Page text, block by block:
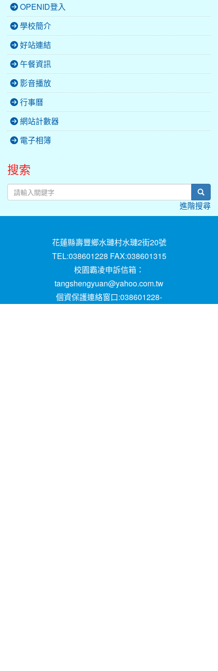
OPENID登入
學校簡介
好站連結
午餐資訊
影音播放
行事曆
網站計數器
電子相簿
搜索
進階搜尋
花蓮縣壽豐鄉水璉村水璉2街20號
TEL:038601228 FAX:038601315
校園霸凌申訴信箱：
tangshengyuan@yahoo.com.tw
個資保護連絡窗口:038601228-